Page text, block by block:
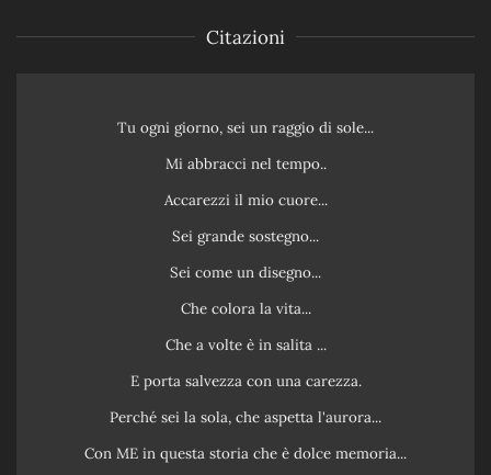
Citazioni
Tu ogni giorno, sei un raggio di sole...
Mi abbracci nel tempo..
Accarezzi il mio cuore...
Sei grande sostegno...
Sei come un disegno...
Che colora la vita...
Che a volte è in salita ...
E porta salvezza con una carezza.
Perché sei la sola, che aspetta l'aurora...
Con ME in questa storia che è dolce memoria...